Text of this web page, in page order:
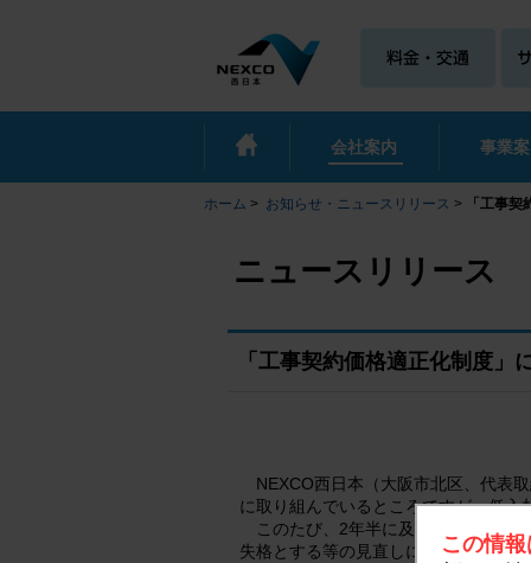
会社案内 事業
ホーム > お知らせ・ニュースリリース > 「工事
ニュースリリース
「工事契約価格適正化制度
この情報
NEXCO西日本（大阪市北区、代表
に取り組んでいるところですが、低
このたび、2年半に及ぶ本制度運用
失格とする等の見直しにより、本制度